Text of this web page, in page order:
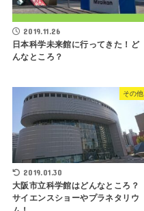
2019.11.26
日本科学未来館に行ってきた！ど
んなところ？
その他
2019.01.30
大阪市立科学館はどんなところ？
サイエンスショーやプラネタリウ